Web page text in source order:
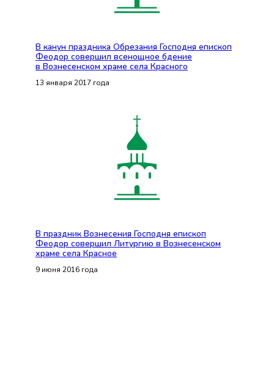
В канун праздника Обрезания Господня епископ
Феодор совершил всенощное бдение
в Вознесенском храме села Красного
13 января 2017 года
В праздник Вознесения Господня епископ
Феодор совершил Литургию в Вознесенском
храме села Красное
9 июня 2016 года